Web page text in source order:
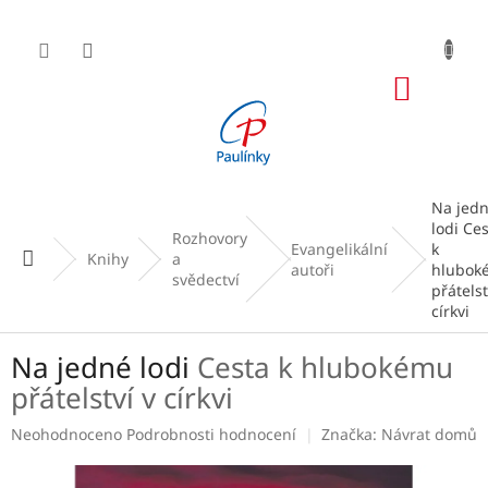
obsah
Domů Knihy
Rozhovory
a
svědectví
Evangelikální
autoři
Na
lodi
k
církvi
Na jedné lodi Cesta k hlubokému
přátelství v církvi
Průměrné
Neohodnoceno Podrobnosti hodnocení Značka: Návrat domů